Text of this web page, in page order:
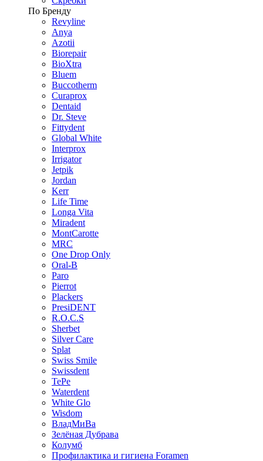
По Бренду
Revyline
Anya
Azotii
Biorepair
BioXtra
Bluem
Buccotherm
Curaprox
Dentaid
Dr. Steve
Fittydent
Global White
Interprox
Irrigator
Jetpik
Jordan
Kerr
Life Time
Longa Vita
Miradent
MontCarotte
MRC
One Drop Only
Oral-B
Paro
Pierrot
Plackers
PresiDENT
R.O.C.S
Sherbet
Silver Care
Splat
Swiss Smile
Swissdent
TePe
Waterdent
White Glo
Wisdom
ВладМиВа
Зелёная Дубрава
Колумб
Профилактика и гигиена Foramen